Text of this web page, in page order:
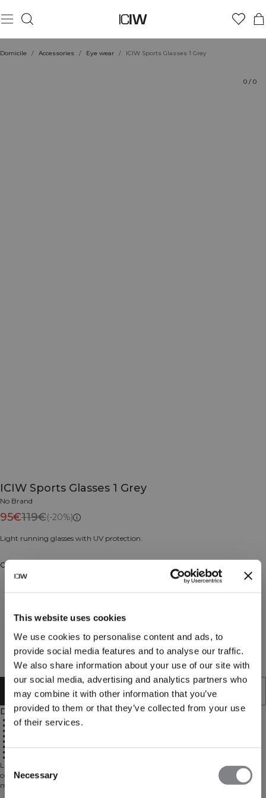
This website uses cookies
We use cookies to personalise content and ads, to
provide social media features and to analyse our traffic.
We also share information about your use of our site with
our social media, advertising and analytics partners who
may combine it with other information that you’ve
provided to them or that they’ve collected from your use
of their services.
Selection
Necessary
Domicile / Accessories / Eye wear / ICIW Sports Glasses 1 Grey
0 / 0
ICIW Sports Glasses 1 Grey
No Brand
95€119€(-20%)
Light running glasses with UV protection.
Couleur: Grey
AJOUTER AU PANIER
Description
Lightweight frame made from bio-based polyamide
Adjustable temples for a perfect fit
Designed in Sweden, produced in Switzerland and Italy
Lunettes de course légères avec protection UV. Les lunettes de sport ICIW sont
conçues pour porter votre course à pied au niveau supérieur. Avec des
matériaux légers de haute qualité et un look sportif, ces lunettes seront votre